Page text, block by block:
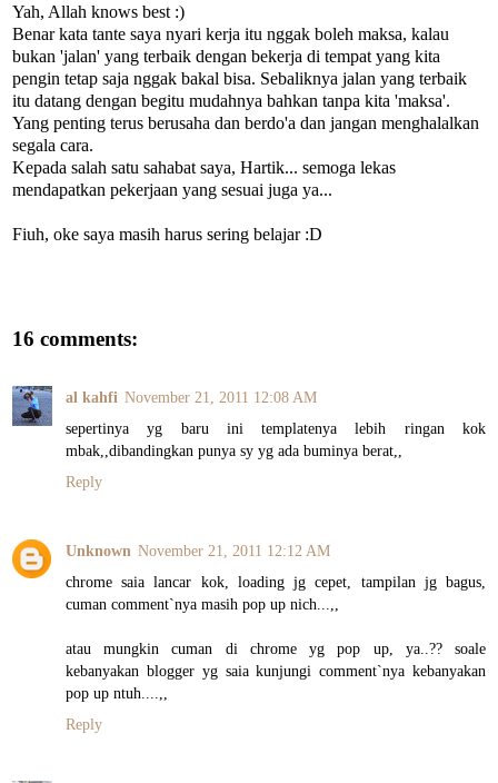
Yah, Allah knows best :)
Benar kata tante saya nyari kerja itu nggak boleh maksa, kalau
bukan 'jalan' yang terbaik dengan bekerja di tempat yang kita
pengin tetap saja nggak bakal bisa. Sebaliknya jalan yang terbaik
itu datang dengan begitu mudahnya bahkan tanpa kita 'maksa'.
Yang penting terus berusaha dan berdo'a dan jangan menghalalkan
segala cara.
Kepada salah satu sahabat saya, Hartik... semoga lekas
mendapatkan pekerjaan yang sesuai juga ya...
Fiuh, oke saya masih harus sering belajar :D
16 comments:
al kahfi November 21, 2011 12:08 AM
sepertinya yg baru ini templatenya lebih ringan kok
mbak,,dibandingkan punya sy yg ada buminya berat,,
Reply
Unknown November 21, 2011 12:12 AM
chrome saia lancar kok, loading jg cepet, tampilan jg bagus,
cuman comment`nya masih pop up nich...,,
atau mungkin cuman di chrome yg pop up, ya..?? soale
kebanyakan blogger yg saia kunjungi comment`nya kebanyakan
pop up ntuh....,,
Reply